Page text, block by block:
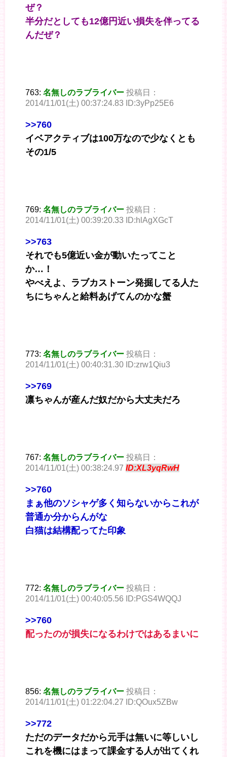
ぜ？
半分だとしても12億円近い損失を伴ってる
んだぜ？
763: 名無しのラブライバー 投稿日：
2014/11/01(土) 00:37:24.83 ID:3yPp25E6
>>760
イベアクティブは100万なので少なくとも
その1/5
769: 名無しのラブライバー 投稿日：
2014/11/01(土) 00:39:20.33 ID:hlAgXGcT
>>763
それでも5億近い金が動いたってこと
か…！
やべえよ、ラブカストーン発掘してる人た
ちにちゃんと給料あげてんのかな蟹
773: 名無しのラブライバー 投稿日：
2014/11/01(土) 00:40:31.30 ID:zrw1Qiu3
>>769
凛ちゃんが産んだ奴だから大丈夫だろ
767: 名無しのラブライバー 投稿日：
2014/11/01(土) 00:38:24.97 ID:XL3yqRwH
>>760
まぁ他のソシャゲ多く知らないからこれが
普通か分からんがな
白猫は結構配ってた印象
772: 名無しのラブライバー 投稿日：
2014/11/01(土) 00:40:05.56 ID:PGS4WQQJ
>>760
配ったのが損失になるわけではあるまいに
856: 名無しのラブライバー 投稿日：
2014/11/01(土) 01:22:04.27 ID:QOux5ZBw
>>772
ただのデータだから元手は無いに等しいし
これを機にはまって課金する人が出てくれ